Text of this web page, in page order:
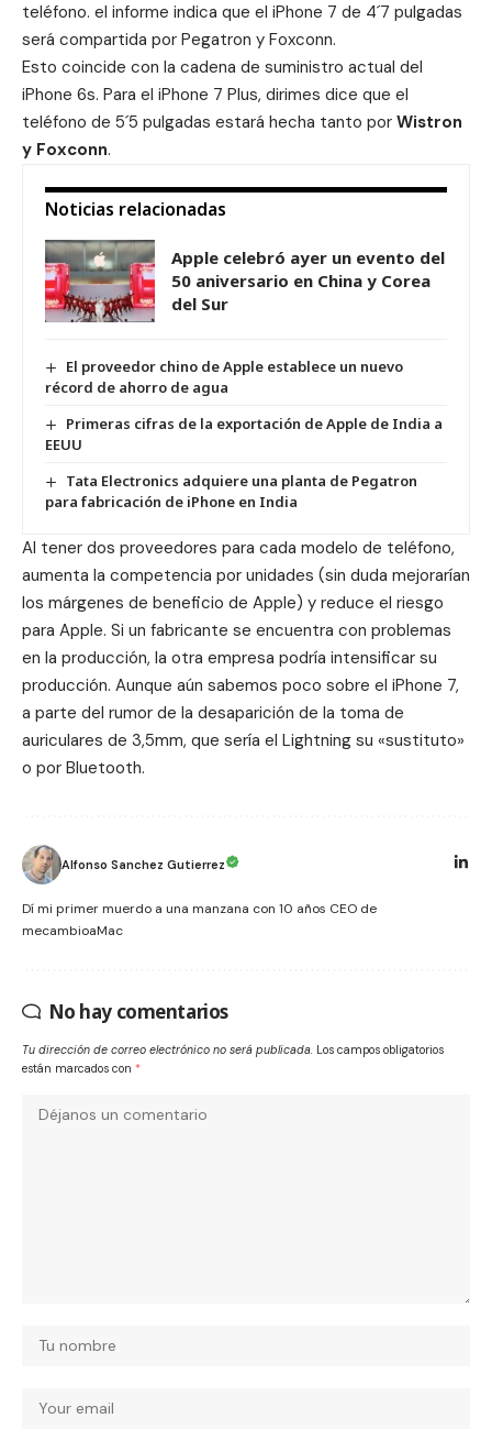
teléfono. el informe indica que el iPhone 7 de 4´7 pulgadas
será compartida por Pegatron y Foxconn.
Esto coincide con la cadena de suministro actual del
iPhone 6s. Para el iPhone 7 Plus, dirimes dice que el
teléfono de 5´5 pulgadas estará hecha tanto por Wistron
y Foxconn.
Noticias relacionadas
Apple celebró ayer un evento del
50 aniversario en China y Corea
del Sur
El proveedor chino de Apple establece un nuevo
récord de ahorro de agua
Primeras cifras de la exportación de Apple de India a
EEUU
Tata Electronics adquiere una planta de Pegatron
para fabricación de iPhone en India
Al tener dos proveedores para cada modelo de teléfono,
aumenta la competencia por unidades (sin duda mejorarían
los márgenes de beneficio de Apple) y reduce el riesgo
para Apple. Si un fabricante se encuentra con problemas
en la producción, la otra empresa podría intensificar su
producción. Aunque aún sabemos poco sobre el iPhone 7,
a parte del rumor de la desaparición de la toma de
auriculares de 3,5mm, que sería el Lightning su «sustituto»
o por Bluetooth.
Alfonso Sanchez Gutierrez
Dí mi primer muerdo a una manzana con 10 años CEO de
mecambioaMac
No hay comentarios
Tu dirección de correo electrónico no será publicada. Los campos obligatorios
están marcados con *